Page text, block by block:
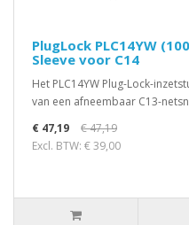
PlugLock PLC14YW
Sleeve voor C14
Het PLC14YW Plug-Lock-
van een afneembaar C13-
€ 47,19
€ 47,19
Excl. BTW: € 39,00